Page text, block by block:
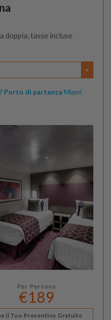
doppia, tasse incluse
Porto di partenza Miami
Per Persona
€189
il Tuo Preventivo Gratuito